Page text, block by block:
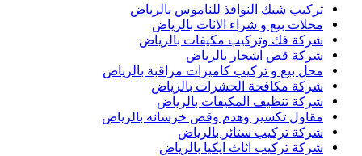
تركيب شبك النوافذ للناموس بالرياض
محلات بيع و شراء الاثاث بالرياض
شركة فك وتركيب مكيفات بالرياض
شركة قص اشجار بالرياض
محل بيع و تركيب كاميرات مراقبة بالرياض
شركة مكافحة الحشرات بالرياض
شركة تنظيف المكيفات بالرياض
مقاول تكسير وهدم وقص خرسانه بالرياض
شركة تركيب ستائر بالرياض
شركة تركيب اثاث ايكيا بالرياض